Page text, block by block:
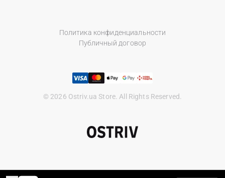
Политика конфиденциальности
Публичный договор
© 2026 Ostriv.ua Store. All Rights Reserved.